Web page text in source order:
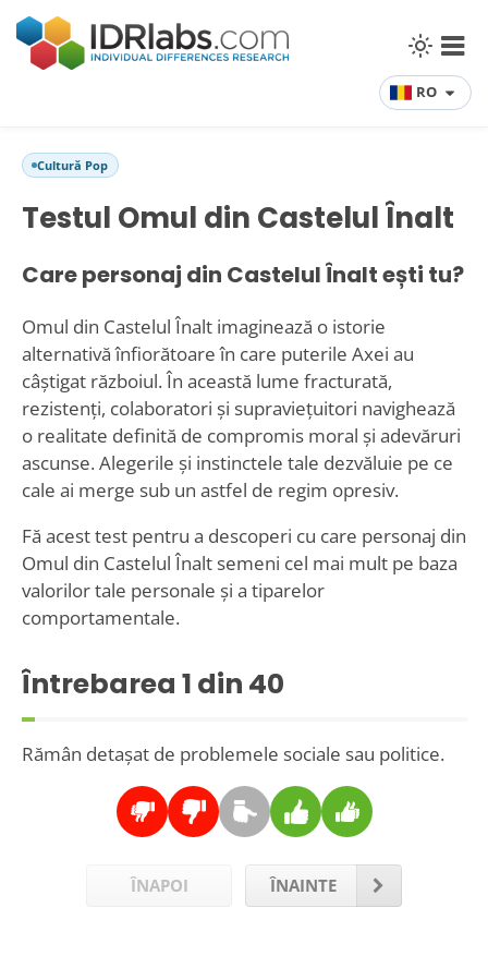
RO
Cultură Pop
Testul Omul din Castelul Înalt
Care personaj din Castelul Înalt ești tu?
Omul din Castelul Înalt imaginează o istorie
alternativă înfiorătoare în care puterile Axei au
câștigat războiul. În această lume fracturată,
rezistenți, colaboratori și supraviețuitori navighează
o realitate definită de compromis moral și adevăruri
ascunse. Alegerile și instinctele tale dezvăluie pe ce
cale ai merge sub un astfel de regim opresiv.
Fă acest test pentru a descoperi cu care personaj din
Omul din Castelul Înalt semeni cel mai mult pe baza
valorilor tale personale și a tiparelor
comportamentale.
Întrebarea 1 din 40
Rămân detașat de problemele sociale sau politice.
ÎNAPOI ÎNAINTE